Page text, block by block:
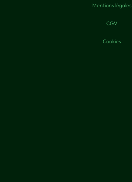
Mentions légales
CGV
Cookies